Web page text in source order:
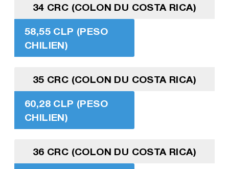
34 CRC (COLON DU COSTA RICA)
58,55 CLP (PESO
CHILIEN)
35 CRC (COLON DU COSTA RICA)
60,28 CLP (PESO
CHILIEN)
36 CRC (COLON DU COSTA RICA)